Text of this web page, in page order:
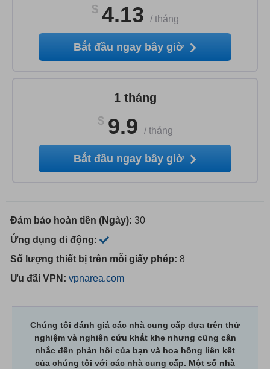
$ 4.13 / tháng
Bắt đầu ngay bây giờ
1 tháng
$ 9.9 / tháng
Bắt đầu ngay bây giờ
Đảm bảo hoàn tiền (Ngày): 30
Ứng dụng di động:
Số lượng thiết bị trên mỗi giấy phép: 8
Ưu đãi VPN: vpnarea.com
Chúng tôi đánh giá các nhà cung cấp dựa trên thử
nghiệm và nghiên cứu khắt khe nhưng cũng cân
nhắc đến phản hồi của bạn và hoa hồng liên kết
của chúng tôi với các nhà cung cấp. Một số nhà